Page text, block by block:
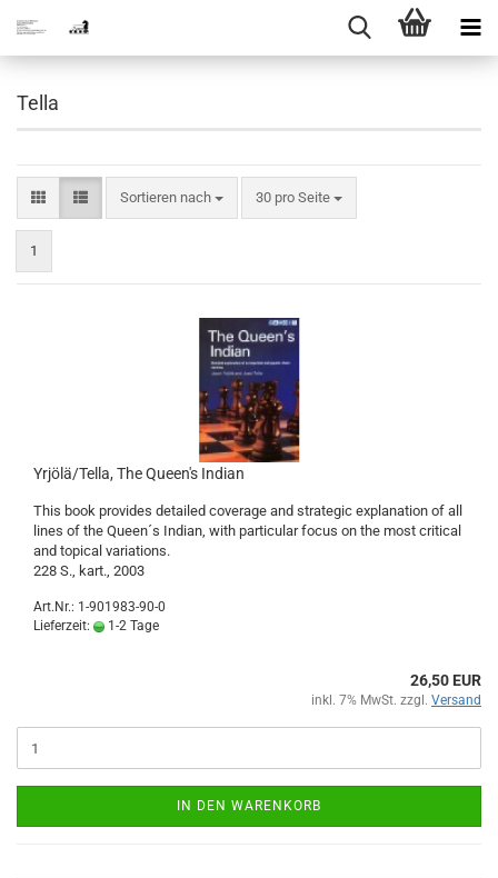
Tella
Sortieren nach
Sortieren nach 30 pro Seite
pro Seite
1
Yrjölä/Tella, The Queen's Indian
This book provides detailed coverage and strategic explanation of all
lines of the Queen´s Indian, with particular focus on the most critical
and topical variations.
228 S., kart., 2003
Art.Nr.: 1-901983-90-0
Lieferzeit:
1-2 Tage
26,50 EUR
inkl. 7% MwSt. zzgl. Versand
IN DEN WARENKORB